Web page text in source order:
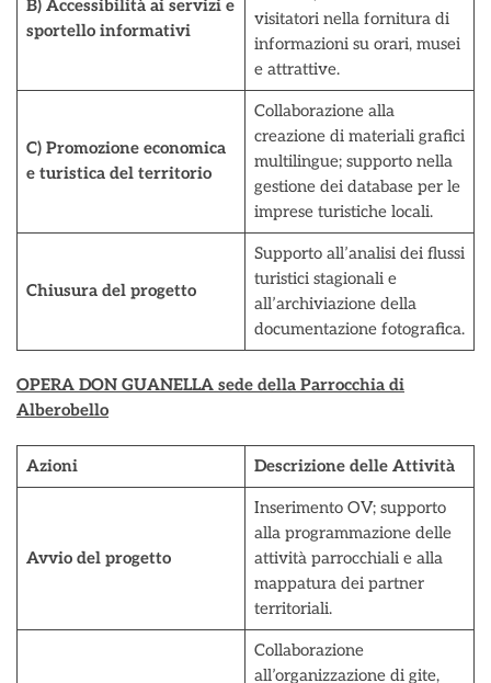
B) Accessibilità ai servizi e
sportello informativi
visitatori nella fornitura di
informazioni su orari, musei
e attrattive.
C) Promozione economica
e turistica del territorio
Collaborazione alla
creazione di materiali grafici
multilingue; supporto nella
gestione dei database per le
imprese turistiche locali.
Chiusura del progetto
Supporto all’analisi dei flussi
turistici stagionali e
all’archiviazione della
documentazione fotografica.
OPERA DON GUANELLA sede della Parrocchia di
Alberobello
Azioni Descrizione delle Attività
Avvio del progetto
Inserimento OV; supporto
alla programmazione delle
attività parrocchiali e alla
mappatura dei partner
territoriali.
Collaborazione
all’organizzazione di gite,